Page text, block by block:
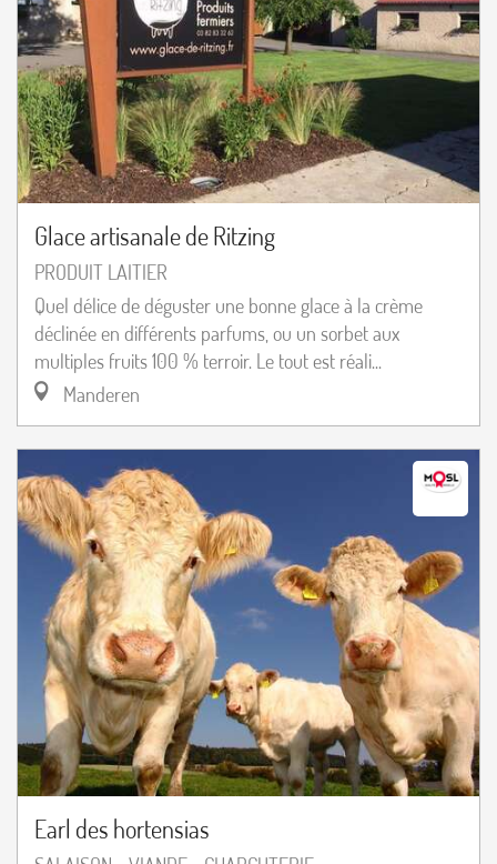
Glace artisanale de Ritzing
PRODUIT LAITIER
Quel délice de déguster une bonne glace à la crème
déclinée en différents parfums, ou un sorbet aux
multiples fruits 100 % terroir. Le tout est réali...
Manderen
Earl des hortensias